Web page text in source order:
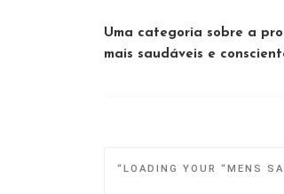
Uma categoria sobre a
mais saudáveis e
“LOADING YOUR “MENS